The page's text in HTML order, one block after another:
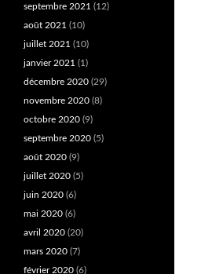
septembre 2021 (12)
août 2021 (10)
juillet 2021 (10)
janvier 2021 (1)
décembre 2020 (29)
novembre 2020 (8)
octobre 2020 (9)
septembre 2020 (5)
août 2020 (9)
juillet 2020 (5)
juin 2020 (6)
mai 2020 (6)
avril 2020 (20)
mars 2020 (7)
février 2020 (6)